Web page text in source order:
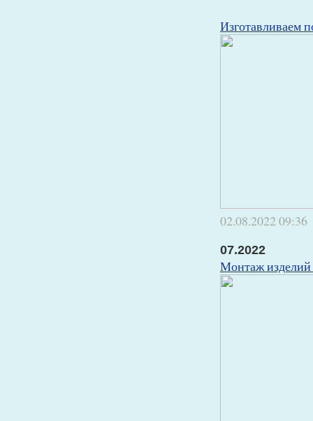
Изготавливаем
02.08.2022 09:36
07.2022
Монтаж изделий